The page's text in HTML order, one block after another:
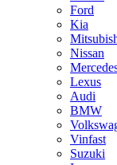
Ford
Kia
Nissan
Lexus
Audi
BMW
Vinfast
Suzuki